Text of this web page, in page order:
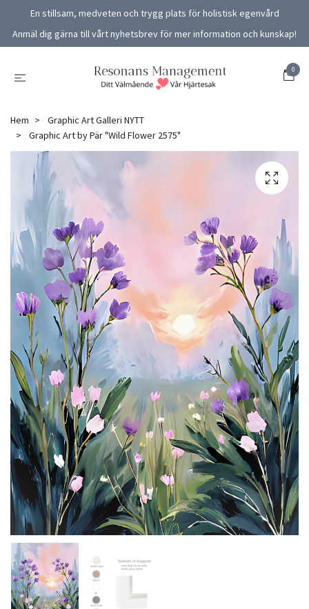
En stillsam, medveten och trygg plats för holistisk egenvård
Anmäl dig gärna till vårt nyhetsbrev för mer information och kunskap!
0
Hem
Graphic Art Galleri NYTT
Graphic Art by Pär "Wild Flower 2575"